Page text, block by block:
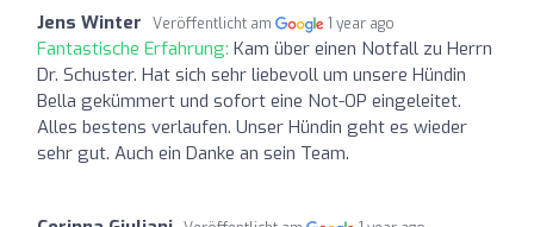
Jens Winter Veröffentlicht am 1 year ago
Fantastische Erfahrung: Kam über einen Notfall zu Herrn
Dr. Schuster. Hat sich sehr liebevoll um unsere Hündin
Bella gekümmert und sofort eine Not-OP eingeleitet.
Alles bestens verlaufen. Unser Hündin geht es wieder
sehr gut. Auch ein Danke an sein Team.